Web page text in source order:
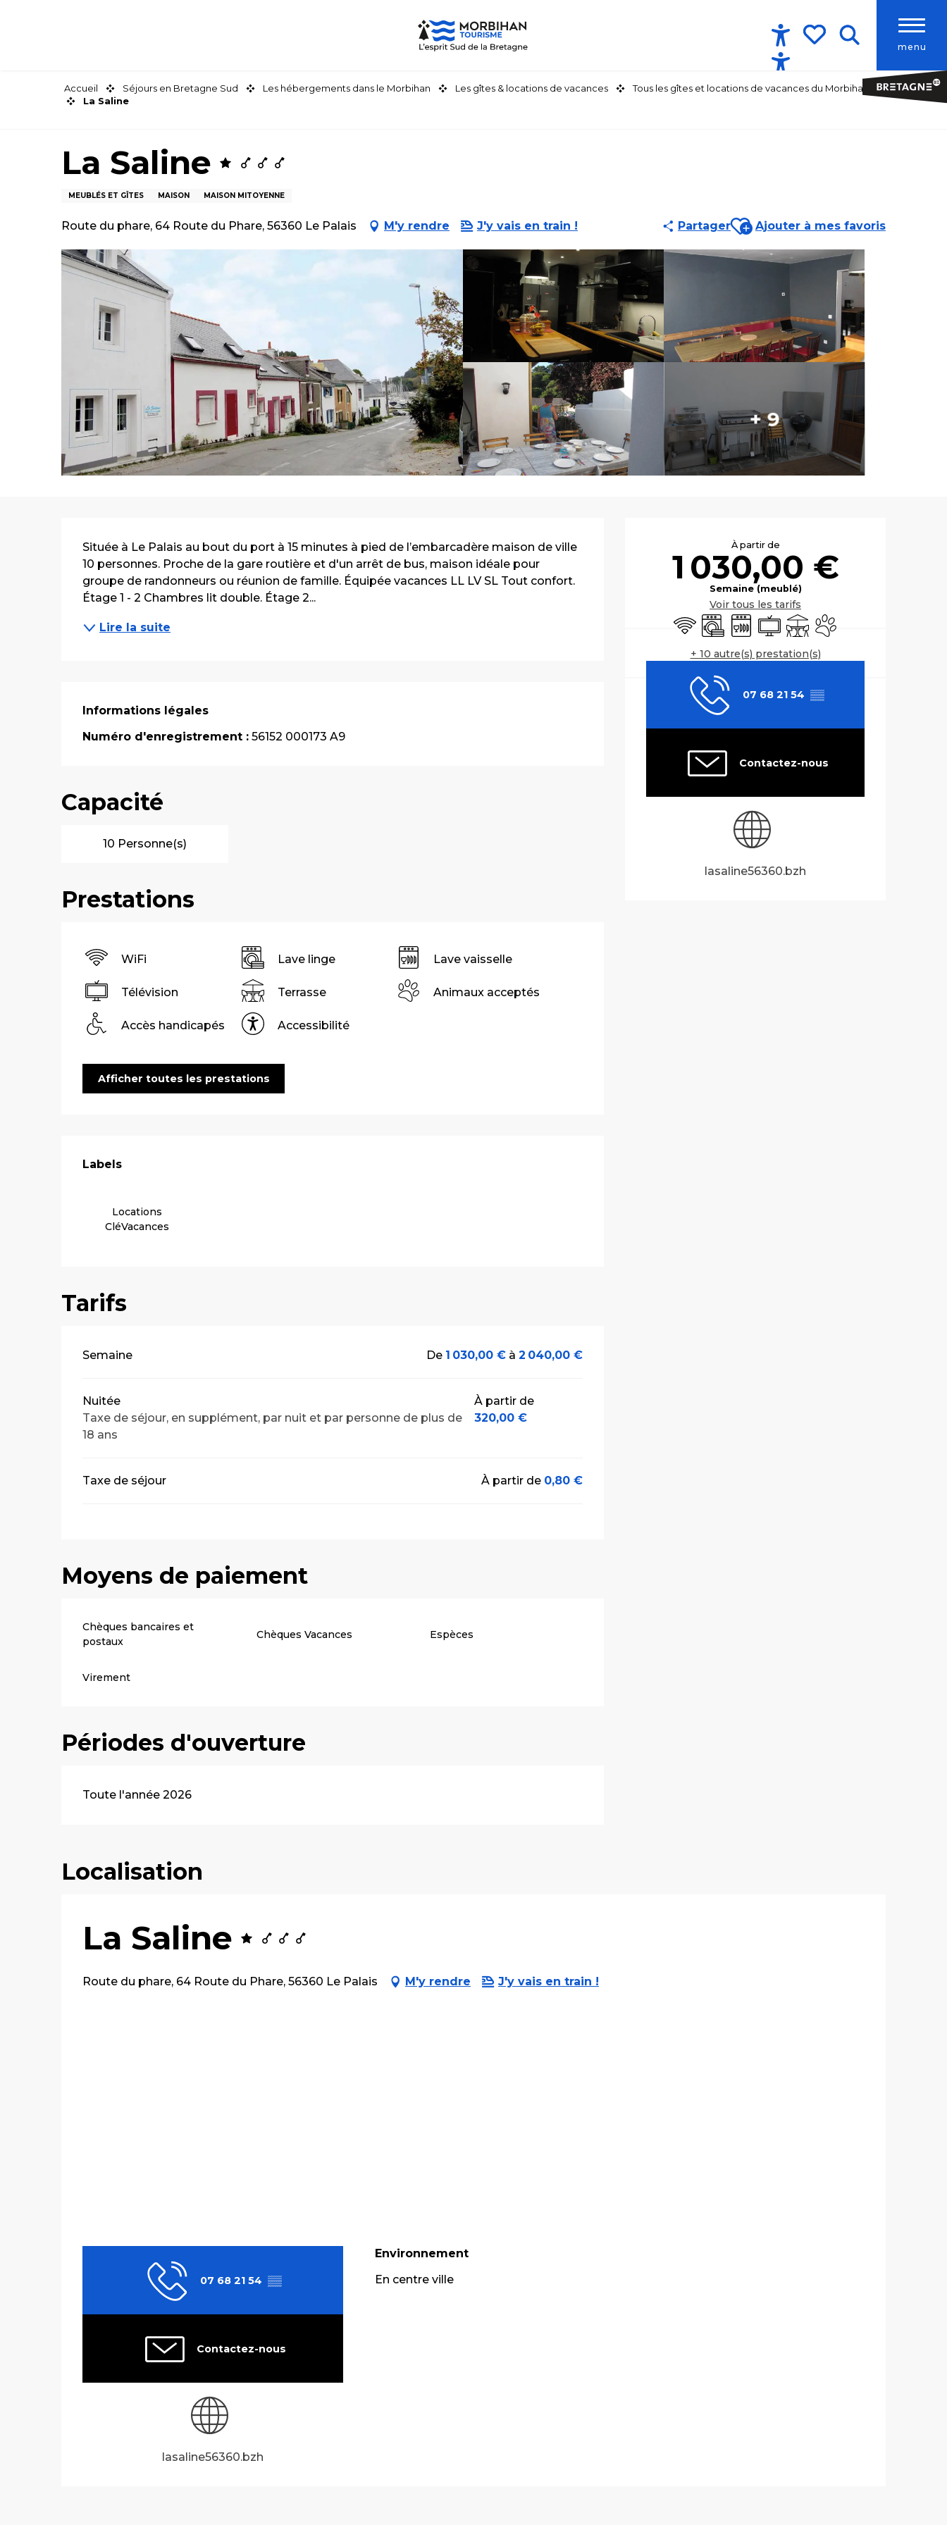
menu
Accessibilité
Accueil Séjours en Bretagne Sud Les hébergements dans le Morbihan Les gîtes & locations de vacances
Tous les gîtes et locations de vacances du Morbihan
La Saline
La Saline
MEUBLÉS ET GÎTES MAISON MAISON MITOYENNE
Route du phare, 64 Route du Phare, 56360 Le Palais M'y rendre J'y vais en train ! PartagerAjouter aux favoris
Ajouter à mes favoris
+ 9
Ouverture et
À partir de
1 030,00 €
Semaine (meublé)
Voir tous les tarifs
WiFi Lave lingeLave vaisselle
TélévisionTerrasseAnimaux acceptés
+ 10 autre(s) prestation(s)
07 68 21 54 ▒▒
Contactez-nous
lasaline56360.bzh
Description
Située à Le Palais au bout du port à 15 minutes à pied de l’embarcadère maison de ville
10 personnes. Proche de la gare routière et d'un arrêt de bus, maison idéale pour
groupe de randonneurs ou réunion de famille. Équipée vacances LL LV SL Tout confort.
Étage 1 - 2 Chambres lit double. Étage 2...
Lire la suite
Informations légales
Informations légales
Numéro d'enregistrement : 56152 000173 A9
Capacité
10 Personne(s)
Prestations
WiFi Lave linge Lave vaisselle
Télévision Terrasse Animaux acceptés
Accès handicapés Accessibilité
Afficher toutes les prestations
Offres de prestations
Labels
Labels
Locations
CléVacances
Tarifs
Tarifs 2026
Semaine De 1 030,00 € à2 040,00 €
Nuitée
Taxe de séjour, en supplément, par nuit et par personne de plus de
18 ans
À partir de
320,00 €
Taxe de séjour À partir de 0,80 €
Moyens de paiement
Chèques bancaires et
postaux
Chèques Vacances Espèces
Virement
Périodes d'ouverture
Toute l'année 2026
Localisation
La Saline
Route du phare, 64 Route du Phare, 56360 Le Palais M'y rendre J'y vais en train !
07 68 21 54 ▒▒
Contactez-nous
lasaline56360.bzh
Environnement
Environnement
En centre ville